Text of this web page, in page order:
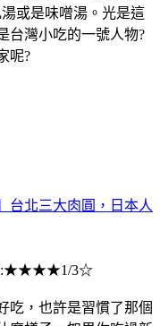
或是味噌湯。光是這
台灣小吃的一號人物?
呢?
台北三大肉圓，日本人
度:★★★★1/3☆
吃，也許是習慣了那個